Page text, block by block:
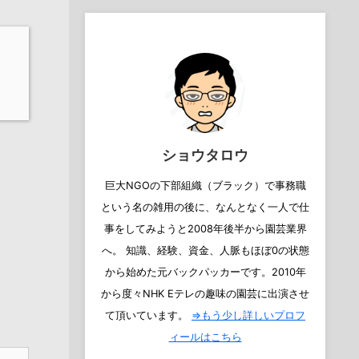
ショウタロウ
巨大NGOの下部組織（ブラック）で事務職
という名の雑用の後に、なんとなく一人で仕
事をしてみようと2008年後半から園芸業界
へ。 知識、経験、資金、人脈もほぼ0の状態
から始めた元バックパッカーです。2010年
から度々NHK Eテレの趣味の園芸に出演させ
て頂いています。 ⇒もう少し詳しいプロフ
ィールはこちら